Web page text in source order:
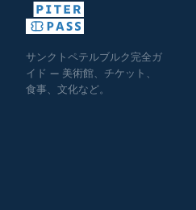
サンクトペテルブルク完全ガ
イド — 美術館、チケット、
食事、文化など。